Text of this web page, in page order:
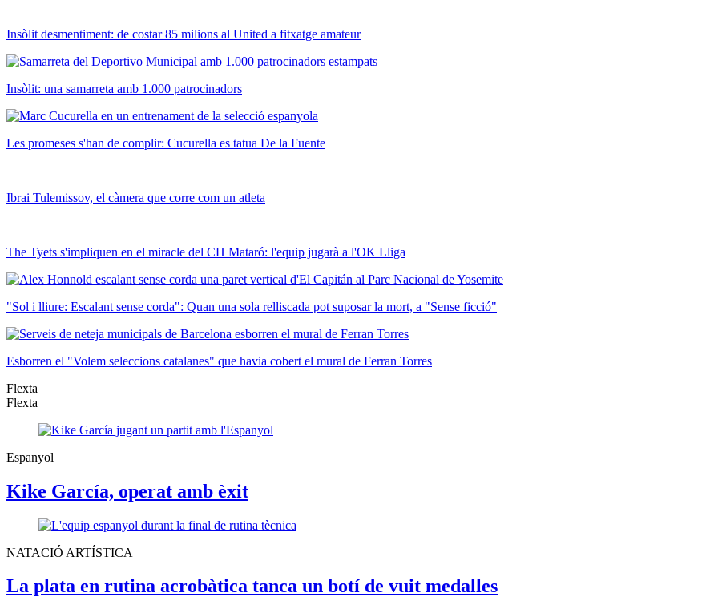
Insòlit desmentiment: de costar 85 milions al United a fitxatge amateur
Insòlit: una samarreta amb 1.000 patrocinadors
Les promeses s'han de complir: Cucurella es tatua De la Fuente
Ibrai Tulemissov, el càmera que corre com un atleta
The Tyets s'impliquen en el miracle del CH Mataró: l'equip jugarà a l'OK Lliga
"Sol i lliure: Escalant sense corda": Quan una sola relliscada pot suposar la mort, a "Sense ficció"
Esborren el "Volem seleccions catalanes" que havia cobert el mural de Ferran Torres
Flexta
Flexta
Espanyol
Kike García, operat amb èxit
NATACIÓ ARTÍSTICA
La plata en rutina acrobàtica tanca un botí de vuit medalles